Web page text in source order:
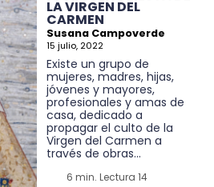
LA VIRGEN DEL
CARMEN
Susana Campoverde
15 julio, 2022
Existe un grupo de
mujeres, madres, hijas,
jóvenes y mayores,
profesionales y amas de
casa, dedicado a
propagar el culto de la
Virgen del Carmen a
través de obras...
6 min. Lectura 14